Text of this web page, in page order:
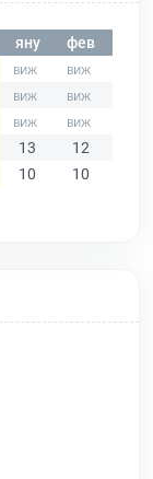
яну фев
13 12
10 10